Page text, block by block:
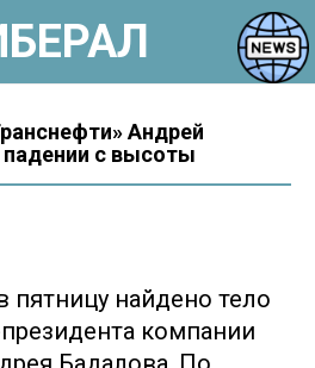
Андрей
падении с высоты
пятницу найдено тело
компании